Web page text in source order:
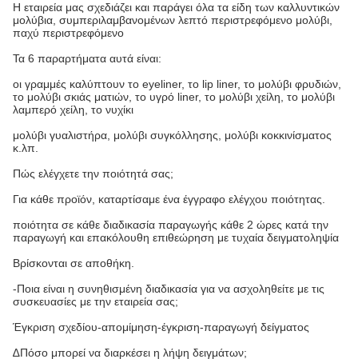
Η εταιρεία μας σχεδιάζει και παράγει όλα τα είδη των καλλυντικών
μολύβια, συμπεριλαμβανομένων λεπτό περιστρεφόμενο μολύβι,
παχύ περιστρεφόμενο
Τα 6 παραρτήματα αυτά είναι:
οι γραμμές καλύπτουν το eyeliner, το lip liner, το μολύβι φρυδιών,
το μολύβι σκιάς ματιών, το υγρό liner, το μολύβι χείλη, το μολύβι
λαμπερό χείλη, το νυχίκι
μολύβι γυαλιστήρα, μολύβι συγκόλλησης, μολύβι κοκκινίσματος
κ.λπ.
Πώς ελέγχετε την ποιότητά σας;
Για κάθε προϊόν, καταρτίσαμε ένα έγγραφο ελέγχου ποιότητας.
ποιότητα σε κάθε διαδικασία παραγωγής κάθε 2 ώρες κατά την
παραγωγή και επακόλουθη επιθεώρηση με τυχαία δειγματοληψία
Βρίσκονται σε αποθήκη.
-Ποια είναι η συνηθισμένη διαδικασία για να ασχοληθείτε με τις
συσκευασίες με την εταιρεία σας;
Έγκριση σχεδίου-απομίμηση-έγκριση-παραγωγή δείγματος
∆Πόσο μπορεί να διαρκέσει η λήψη δειγμάτων;